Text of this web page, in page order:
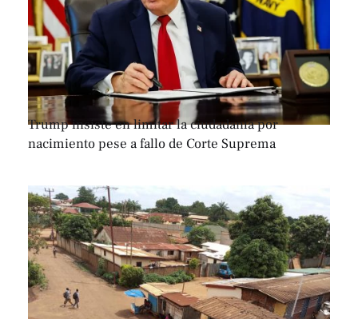
Trump insiste en limitar la ciudadanía por
nacimiento pese a fallo de Corte Suprema